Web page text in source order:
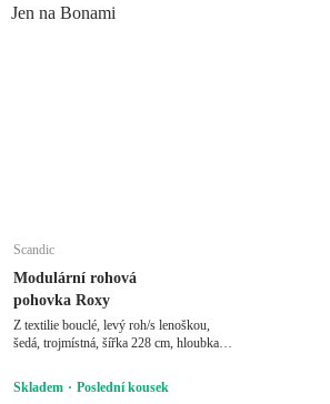
Jen na Bonami
Scandic
Modulární rohová
pohovka Roxy
Z textilie bouclé, levý roh/s lenoškou,
šedá, trojmístná, šířka 228 cm, hloubka
Skladem
Poslední kousek